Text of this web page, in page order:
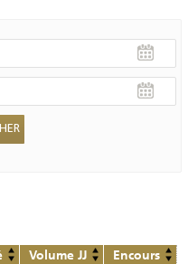
Volume JJ Encours